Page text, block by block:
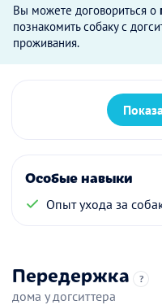
Вы можете договориться о
познакомить собаку с
проживания.
Особые навыки
Опыт ухода за
Передержка ?
дома у догситтера